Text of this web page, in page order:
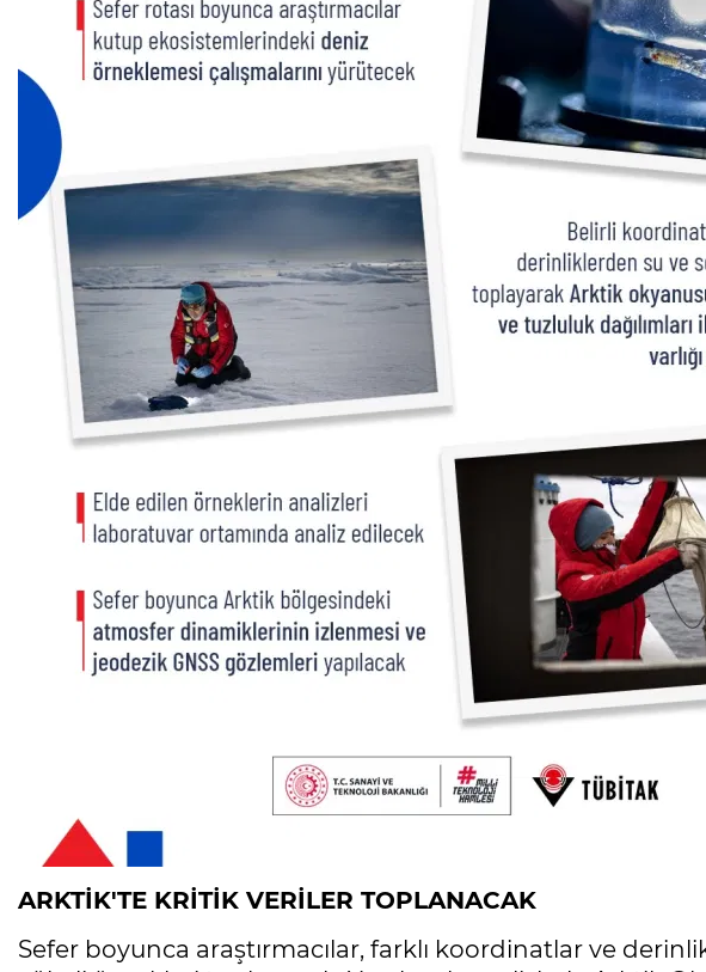
ARKTİK'TE KRİTİK VERİLER TOPLANACAK
Sefer boyunca araştırmacılar, farklı koordinatlar ve